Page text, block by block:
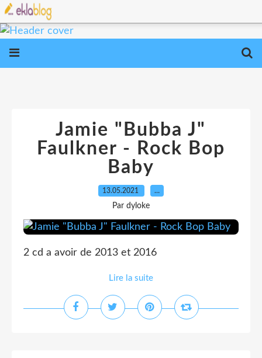
Jamie "Bubba J"
Faulkner - Rock Bop
Baby
13.05.2021 …
Par dyloke
2 cd a avoir de 2013 et 2016
Lire la suite